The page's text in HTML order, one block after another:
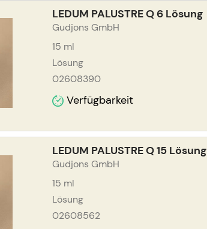
LEDUM PALUSTRE Q 6 Lösung
Gudjons GmbH
15 ml
Lösung
02608390
Verfügbarkeit
LEDUM PALUSTRE Q 15 Lösung
Gudjons GmbH
15 ml
Lösung
02608562